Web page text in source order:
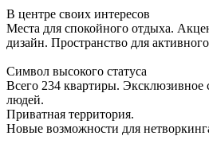
В центре своих интересов
Места для спокойного отдыха.
дизайн. Пространство для
Символ высокого статуса
Всего 234 квартиры.
людей.
Приватная территория.
Новые возможности для